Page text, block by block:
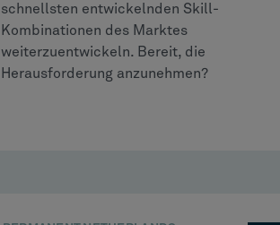
schnellsten entwickelnden Skill-
Kombinationen des Marktes
weiterzuentwickeln. Bereit, die
Herausforderung anzunehmen?